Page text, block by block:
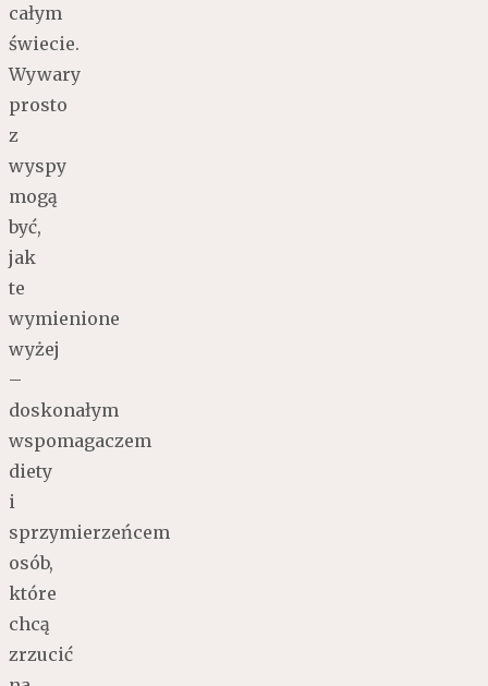
całym
świecie.
Wywary
prosto
z
wyspy
mogą
być,
jak
te
wymienione
wyżej
–
doskonałym
wspomagaczem
diety
i
sprzymierzeńcem
osób,
które
chcą
zrzucić